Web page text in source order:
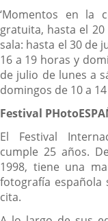
‘Momentos en la
gratuita, hasta el
sala: hasta el 30 de
16 a 19 horas y
de julio de lunes a
domingos de 10 a
Festival
El Festival
cumple 25 años.
1998, tiene una
fotografía
cita.